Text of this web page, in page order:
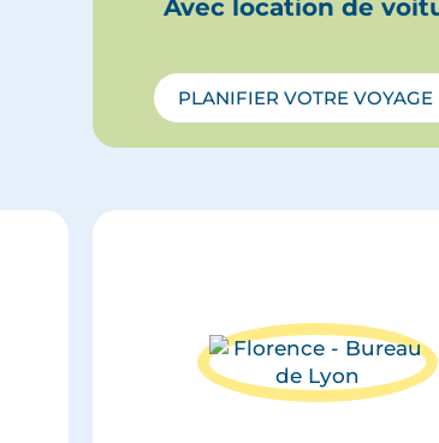
Avec location de
PLANIFIER VOTRE VOYAGE